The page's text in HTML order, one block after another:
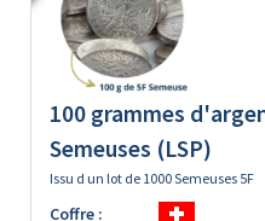
100 grammes
Semeuses (LSP)
Issu d un lot de 1000 Semeuses 5F
Coffre :